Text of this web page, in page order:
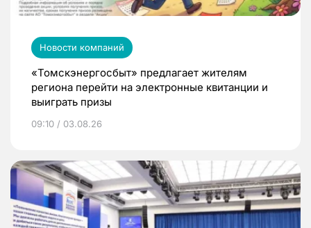
Новости компаний
«Томскэнергосбыт» предлагает жителям
региона перейти на электронные квитанции и
выиграть призы
09:10 / 03.08.26